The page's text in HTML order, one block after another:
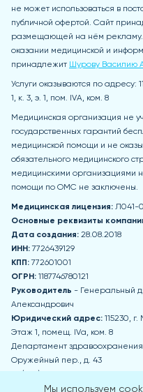
не может использоваться в
публичной офертой. Сайт
размещающей на нём рекламу.
оказании медицинской и
принадлежит Шурову Василию
Услуги оказываются по адресу:
1, к. 3, э. 1, пом. IVA, ком. 8
Медицинская организация не
государственных гарантий
медицинской помощи и не
обязательного медицинского
медицинскими организациями
помощи по ОМС не заключены.
Медицинская лицензия: Л041-
Основные реквизиты
Дата создания: 28.08.2018
ИНН:7726439129
КПП:772601001
ОГРН: 1187746780121
Руководитель - Генеральный
Александрович
Юридический адрес: 115230,
Этаж 1, помещ. IVа, ком. 8
Департамент здравоохранения
Оружейный пер., д. 43
zdrav@mos.ruМы используем